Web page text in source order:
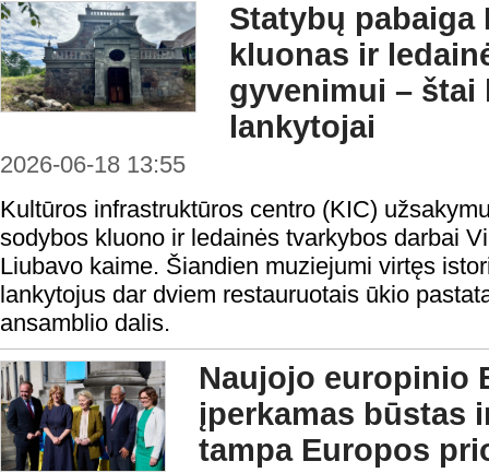
Statybų pabaiga
kluonas ir
gyvenimui – štai
lankytojai
2026-06-18 13:55
Kultūros infrastruktūros centro (KIC)
sodybos kluono ir ledainės tvarkybos darbai
Liubavo kaime. Šiandien muziejumi virtęs
lankytojus dar dviem restauruotais ūkio
ansamblio dalis.
Naujojo europinio
įperkamas būstas
tampa Europos